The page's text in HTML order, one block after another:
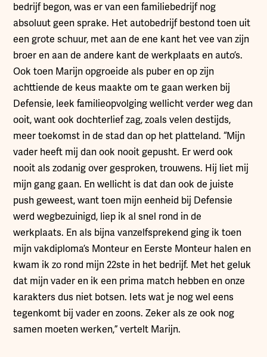
bedrijf begon, was er van een familiebedrijf nog
absoluut geen sprake. Het autobedrijf bestond toen uit
een grote schuur, met aan de ene kant het vee van zijn
broer en aan de andere kant de werkplaats en auto’s.
Ook toen Marijn opgroeide als puber en op zijn
achttiende de keus maakte om te gaan werken bij
Defensie, leek familieopvolging wellicht verder weg dan
ooit, want ook dochterlief zag, zoals velen destijds,
meer toekomst in de stad dan op het platteland. “Mijn
vader heeft mij dan ook nooit gepusht. Er werd ook
nooit als zodanig over gesproken, trouwens. Hij liet mij
mijn gang gaan. En wellicht is dat dan ook de juiste
push geweest, want toen mijn eenheid bij Defensie
werd wegbezuinigd, liep ik al snel rond in de
werkplaats. En als bijna vanzelfsprekend ging ik toen
mijn vakdiploma’s Monteur en Eerste Monteur halen en
kwam ik zo rond mijn 22ste in het bedrijf. Met het geluk
dat mijn vader en ik een prima match hebben en onze
karakters dus niet botsen. Iets wat je nog wel eens
tegenkomt bij vader en zoons. Zeker als ze ook nog
samen moeten werken,” vertelt Marijn.